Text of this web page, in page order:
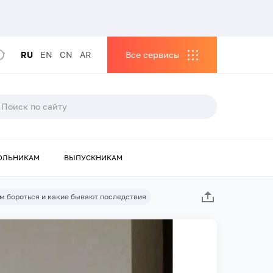
RU EN CN AR Все сервисы
ВЫПУСКНИКАМ
бороться и какие бывают последствия